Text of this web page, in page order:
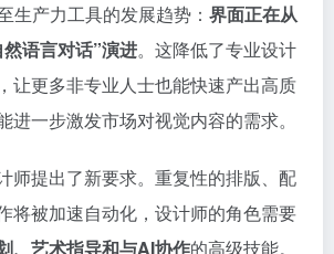
生产力工具的发展趋势： 界面正在从
语言对话”演进。这降低了专业设计
让更多非专业人士也能快速产出高质
进一步激发市场对视觉内容的需求。
师提出了新要求。重复性的排版、配
将被加速自动化，设计师的角色需要
、艺术指导和与AI协作的高级技能。